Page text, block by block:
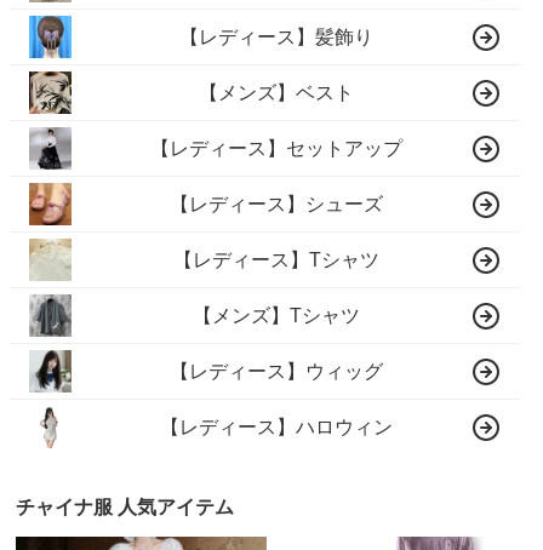
【レディース】髪飾り
【メンズ】ベスト
【レディース】セットアップ
【レディース】シューズ
【レディース】Tシャツ
【メンズ】Tシャツ
【レディース】ウィッグ
【レディース】ハロウィン
チャイナ服 人気アイテム